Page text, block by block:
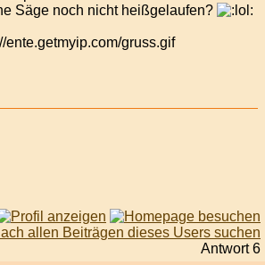
Säge noch nicht heißgelaufen?
Antwort 6